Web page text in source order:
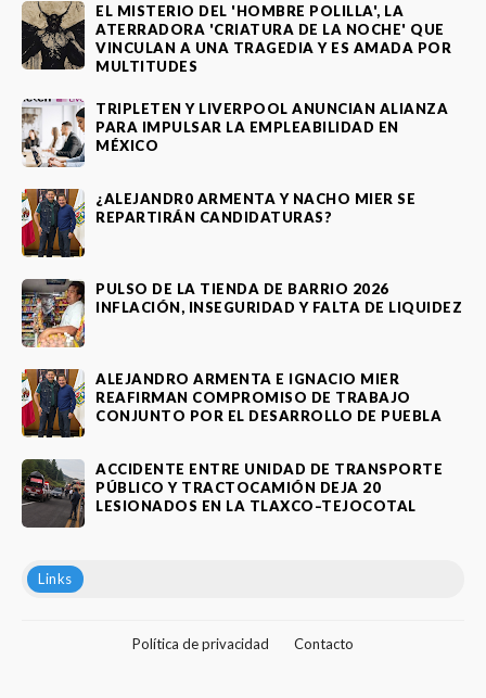
EL MISTERIO DEL 'HOMBRE POLILLA', LA
ATERRADORA 'CRIATURA DE LA NOCHE' QUE
VINCULAN A UNA TRAGEDIA Y ES AMADA POR
MULTITUDES
TRIPLETEN Y LIVERPOOL ANUNCIAN ALIANZA
PARA IMPULSAR LA EMPLEABILIDAD EN
MÉXICO
¿ALEJANDR0 ARMENTA Y NACHO MIER SE
REPARTIRÁN CANDIDATURAS?
PULSO DE LA TIENDA DE BARRIO 2026
INFLACIÓN, INSEGURIDAD Y FALTA DE LIQUIDEZ
ALEJANDRO ARMENTA E IGNACIO MIER
REAFIRMAN COMPROMISO DE TRABAJO
CONJUNTO POR EL DESARROLLO DE PUEBLA
ACCIDENTE ENTRE UNIDAD DE TRANSPORTE
PÚBLICO Y TRACTOCAMIÓN DEJA 20
LESIONADOS EN LA TLAXCO–TEJOCOTAL
Links
Política de privacidad Contacto